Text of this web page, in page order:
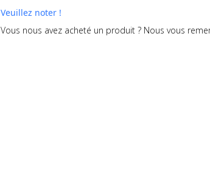
Veuillez noter !
Vous nous avez acheté un produit ? Nous vous